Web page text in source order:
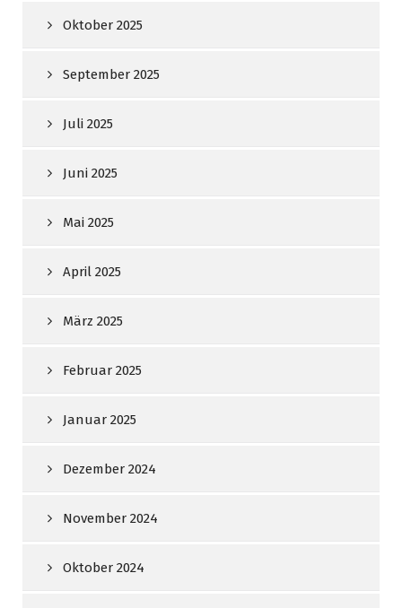
Oktober 2025
September 2025
Juli 2025
Juni 2025
Mai 2025
April 2025
März 2025
Februar 2025
Januar 2025
Dezember 2024
November 2024
Oktober 2024